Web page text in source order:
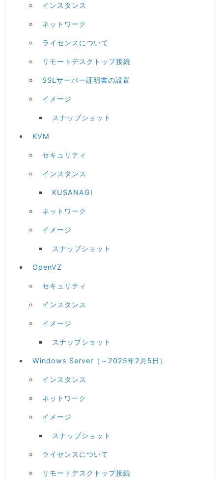
インスタンス
ネットワーク
ライセンスについて
リモートデスクトップ接続
SSLサーバー証明書の設置
イメージ
スナップショット
KVM
セキュリティ
インスタンス
KUSANAGI
ネットワーク
イメージ
スナップショット
OpenVZ
セキュリティ
インスタンス
イメージ
スナップショット
Windows Server（～2025年2月5日）
インスタンス
ネットワーク
イメージ
スナップショット
ライセンスについて
リモートデスクトップ接続